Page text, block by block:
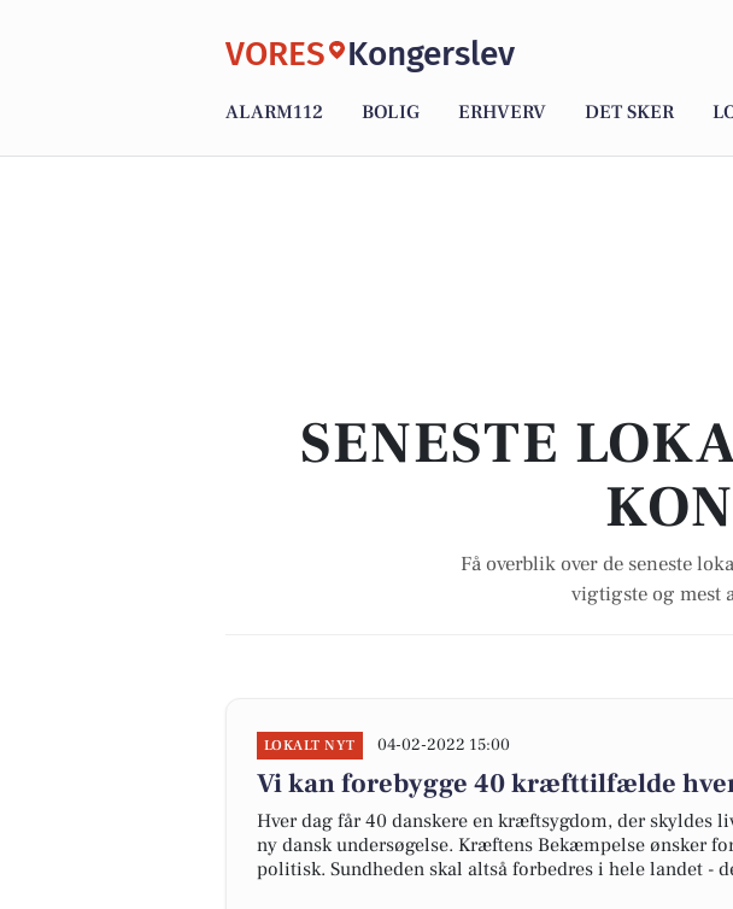
VORES Kongerslev
ALARM112 BOLIG ERHVERV DET SKER
SENESTE
Få overblik over de seneste
vigtigste og mest
LOKALT NYT 04-02-2022 15:00
Vi kan forebygge 40 kræfttilfælde
Hver dag får 40 danskere en kræftsygdom, der skyldes
ny dansk undersøgelse. Kræftens Bekæmpelse ønsker
politisk. Sundheden skal altså forbedres i hele landet -